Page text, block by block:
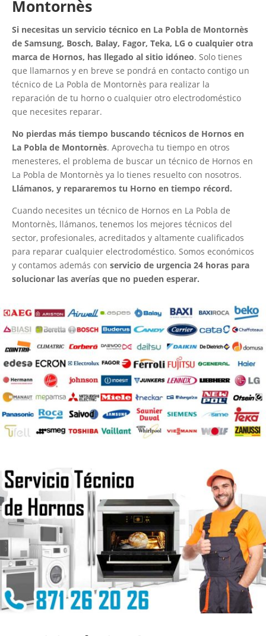
Montornès
Si necesitas un servicio técnico en La Pobla de Montornès
de Samsung, Bosch, Balay, Fagor, Teka, LG o cualquier otra
marca de Hornos, has llegado al sitio idóneo. Solo tienes
que llamarnos y en breve se pondrá en contacto contigo un
técnico de La Pobla de Montornès para realizar la
reparación de tu horno o cualquier otro electrodoméstico
que necesites reparar.
No pierdas más tiempo buscando técnicos de Hornos en
La Pobla de Montornès. Aprovecha tu tiempo en otros
menesteres, el problema de buscar un técnico de Hornos en
La Pobla de Montornès ya lo tienes resuelto con nosotros.
Llámanos, y repararemos tu Horno en tiempo récord.
Cuando necesites un técnico de Hornos en La Pobla de
Montornès, llámanos, tenemos los mejores técnicos del
sector, profesionales, acreditados y altamente cualificados
para reparar cualquier electrodoméstico. Somos económicos
y contamos además con servicio de urgencia 24 horas para
solucionar las averías que no pueden esperar.